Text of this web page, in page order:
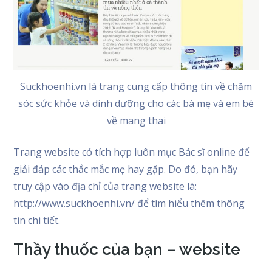
Suckhoenhi.vn là trang cung cấp thông tin về chăm
sóc sức khỏe và dinh dưỡng cho các bà mẹ và em bé
về mang thai
Trang website có tích hợp luôn mục Bác sĩ online để
giải đáp các thắc mắc mẹ hay gặp. Do đó, bạn hãy
truy cập vào địa chỉ của trang website là:
http://www.suckhoenhi.vn/ để tìm hiểu thêm thông
tin chi tiết.
Thầy thuốc của bạn – website